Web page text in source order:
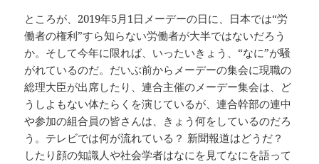
ところが、2019年5月1日メーデーの日に、日本では“労
働者の権利”すら知らない労働者が大半ではないだろう
か。そして今年に限れば、いったいきょう、“なに”が騒
がれているのだ。だいぶ前からメーデーの集会に現職の
総理大臣が出席したり、連合主催のメーデー集会は、ど
うしよもない体たらくを演じているが、連合幹部の連中
や参加の組合員の皆さんは、きょう何をしているのだろ
う。テレビでは何が流れている？ 新聞報道はどうだ？
したり顔の知識人や社会学者はなにを見てなにを語って